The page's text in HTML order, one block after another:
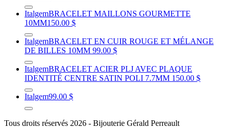
ItalgemBRACELET MAILLONS GOURMETTE
10MM150.00 $
ItalgemBRACELET EN CUIR ROUGE ET MÉLANGE
DE BILLES 10MM 99.00 $
ItalgemBRACELET ACIER PLJ AVEC PLAQUE
IDENTITÉ CENTRE SATIN POLI 7.7MM 150.00 $
Italgem99.00 $
Tous droits réservés 2026 - Bijouterie Gérald Perreault